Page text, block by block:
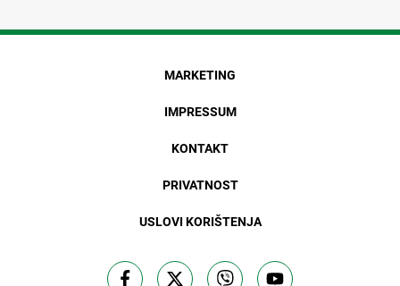
MARKETING
IMPRESSUM
KONTAKT
PRIVATNOST
USLOVI KORIŠTENJA